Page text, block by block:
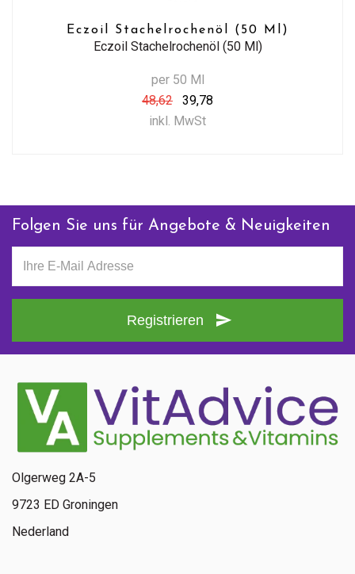
Eczoil Stachelrochenöl (50 Ml)
Eczoil Stachelrochenöl (50 Ml)
per 50 Ml
48,62
39,78
inkl. MwSt
Folgen Sie uns für Angebote & Neuigkeiten
Registrieren
Olgerweg 2A-5
9723 ED Groningen
Nederland